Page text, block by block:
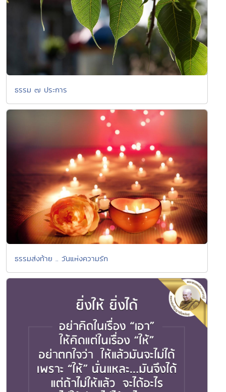
ธรรม ๗ ประการ
ธรรมส่งท้าย .. วันแห่งความรัก